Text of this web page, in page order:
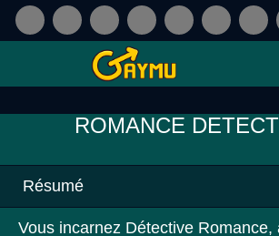
ROMANCE
Résumé
Vous incarnez Détective Romance,